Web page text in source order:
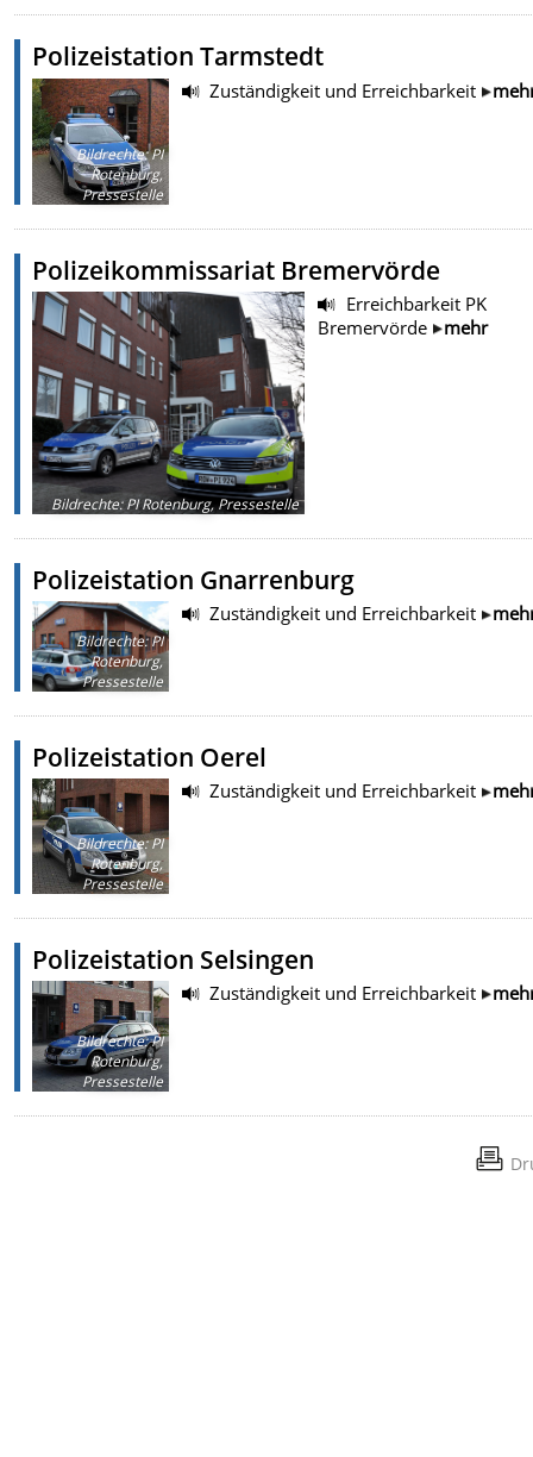
Polizeistation Tarmstedt
Bildrechte:PI
Rotenburg,
Pressestelle
Zuständigkeit und Erreichbarkeit
Polizeikommissariat Bremervörde
Bildrechte:PI Rotenburg, Pressestelle
Erreichbarkeit PK
Bremervörde
mehr
Polizeistation Gnarrenburg
Bildrechte:PI
Rotenburg,
Pressestelle
Zuständigkeit und Erreichbarkeit
Polizeistation Oerel
Bildrechte:PI
Rotenburg,
Pressestelle
Zuständigkeit und Erreichbarkeit
Polizeistation Selsingen
Bildrechte:PI
Rotenburg,
Pressestelle
Zuständigkeit und Erreichbarkeit